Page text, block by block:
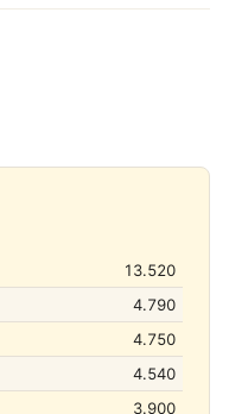
13.520
4.790
4.750
4.540
3.900